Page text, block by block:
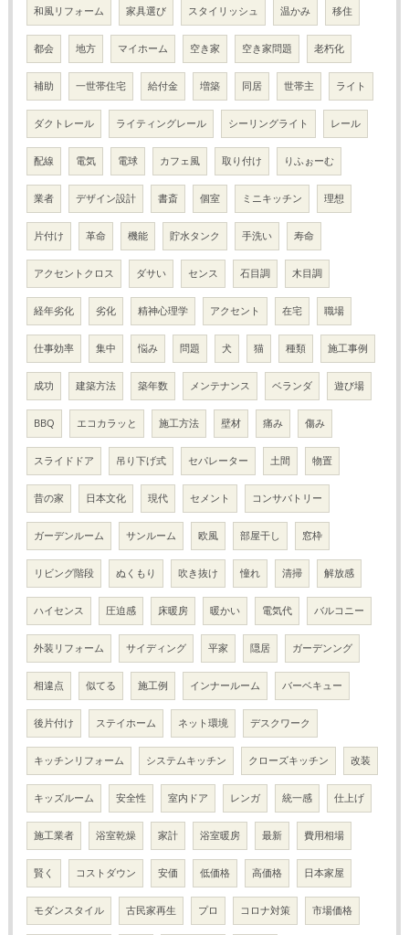
和風リフォーム 家具選び スタイリッシュ 温かみ 移住
都会 地方 マイホーム 空き家 空き家問題 老朽化
補助 一世帯住宅 給付金 増築 同居 世帯主 ライト
ダクトレール ライティングレール シーリングライト レール
配線 電気 電球 カフェ風 取り付け りふぉーむ
業者 デザイン設計 書斎 個室 ミニキッチン 理想
片付け 革命 機能 貯水タンク 手洗い 寿命
アクセントクロス ダサい センス 石目調 木目調
経年劣化 劣化 精神心理学 アクセント 在宅 職場
仕事効率 集中 悩み 問題 犬 猫 種類 施工事例
成功 建築方法 築年数 メンテナンス ベランダ 遊び場
BBQ エコカラッと 施工方法 壁材 痛み 傷み
スライドドア 吊り下げ式 セパレーター 土間 物置
昔の家 日本文化 現代 セメント コンサバトリー
ガーデンルーム サンルーム 欧風 部屋干し 窓枠
リビング階段 ぬくもり 吹き抜け 憧れ 清掃 解放感
ハイセンス 圧迫感 床暖房 暖かい 電気代 バルコニー
外装リフォーム サイディング 平家 隠居 ガーデンング
相違点 似てる 施工例 インナールーム バーベキュー
後片付け ステイホーム ネット環境 デスクワーク
キッチンリフォーム システムキッチン クローズキッチン 改装
キッズルーム 安全性 室内ドア レンガ 統一感 仕上げ
施工業者 浴室乾燥 家計 浴室暖房 最新 費用相場
賢く コストダウン 安価 低価格 高価格 日本家屋
モダンスタイル 古民家再生 プロ コロナ対策 市場価格